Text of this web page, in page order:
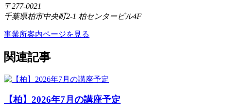
〒277-0021
千葉県柏市中央町2-1 柏センタービル4F
事業所案内ページを見る
関連記事
【柏】2026年7月の講座予定